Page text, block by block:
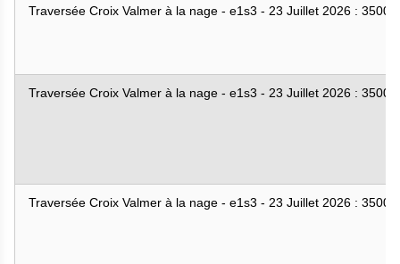
Traversée Croix Valmer à la nage - e1s3 - 23 Juillet 2026 : 3500m
Traversée Croix Valmer à la nage - e1s3 - 23 Juillet 2026 : 3500m
Traversée Croix Valmer à la nage - e1s3 - 23 Juillet 2026 : 3500m